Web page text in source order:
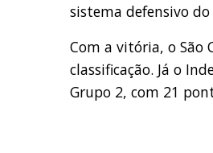
sistema defensivo do
Com a vitória, o São
classificação. Já o
Grupo 2, com 21